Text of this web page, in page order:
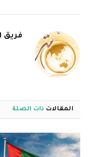
فريق
المقالات ذات الصلة